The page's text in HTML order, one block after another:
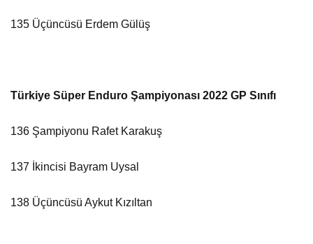
135 Üçüncüsü Erdem Gülüş
Türkiye Süper Enduro Şampiyonası 2022 GP Sınıfı
136 Şampiyonu Rafet Karakuş
137 İkincisi Bayram Uysal
138 Üçüncüsü Aykut Kızıltan